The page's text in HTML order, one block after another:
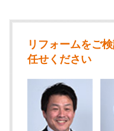
リフォームをご
任せください